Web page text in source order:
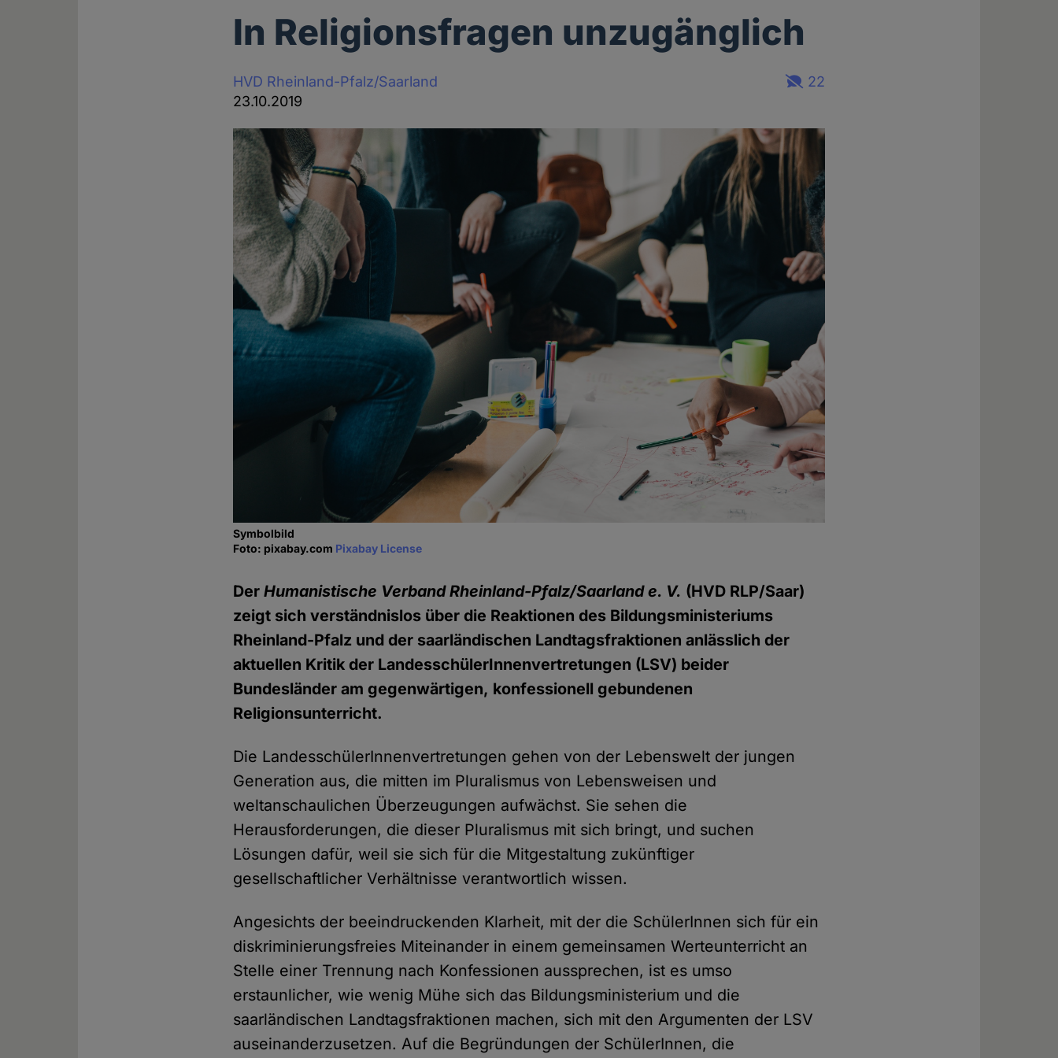
In Religionsfragen unzugänglich
HVD Rheinland-Pfalz/Saarland
23.10.2019
22
Symbolbild
Foto: pixabay.com Pixabay License
DerHumanistische Verband Rheinland-Pfalz/Saarland e. V. (HVD RLP/Saar)
zeigt sich verständnislos über die Reaktionen des Bildungsministeriums
Rheinland-Pfalz und der saarländischen Landtagsfraktionen anlässlich der
aktuellen Kritik der LandesschülerInnenvertretungen (LSV) beider
Bundesländer am gegenwärtigen, konfessionell gebundenen
Religionsunterricht.
Die LandesschülerInnenvertretungen gehen von der Lebenswelt der jungen
Generation aus, die mitten im Pluralismus von Lebensweisen und
weltanschaulichen Überzeugungen aufwächst. Sie sehen die
Herausforderungen, die dieser Pluralismus mit sich bringt, und suchen
Lösungen dafür, weil sie sich für die Mitgestaltung zukünftiger
gesellschaftlicher Verhältnisse verantwortlich wissen.
Angesichts der beeindruckenden Klarheit, mit der die SchülerInnen sich für ein
diskriminierungsfreies Miteinander in einem gemeinsamen Werteunterricht an
Stelle einer Trennung nach Konfessionen aussprechen, ist es umso
erstaunlicher, wie wenig Mühe sich das Bildungsministerium und die
saarländischen Landtagsfraktionen machen, sich mit den Argumenten der LSV
auseinanderzusetzen. Auf die Begründungen der SchülerInnen, die